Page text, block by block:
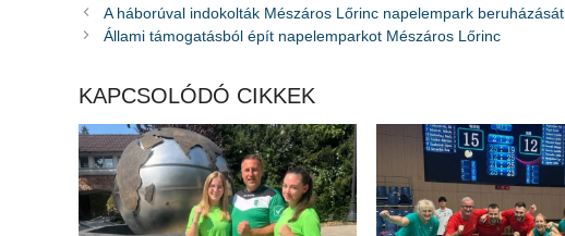
A háborúval indokolták Mészáros Lőrinc napelempark beruházását
Állami támogatásból épít napelemparkot Mészáros Lőrinc
KAPCSOLÓDÓ CIKKEK